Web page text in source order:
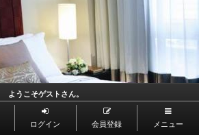
ようこそゲストさん。
ログイン 会員登録 メニュー